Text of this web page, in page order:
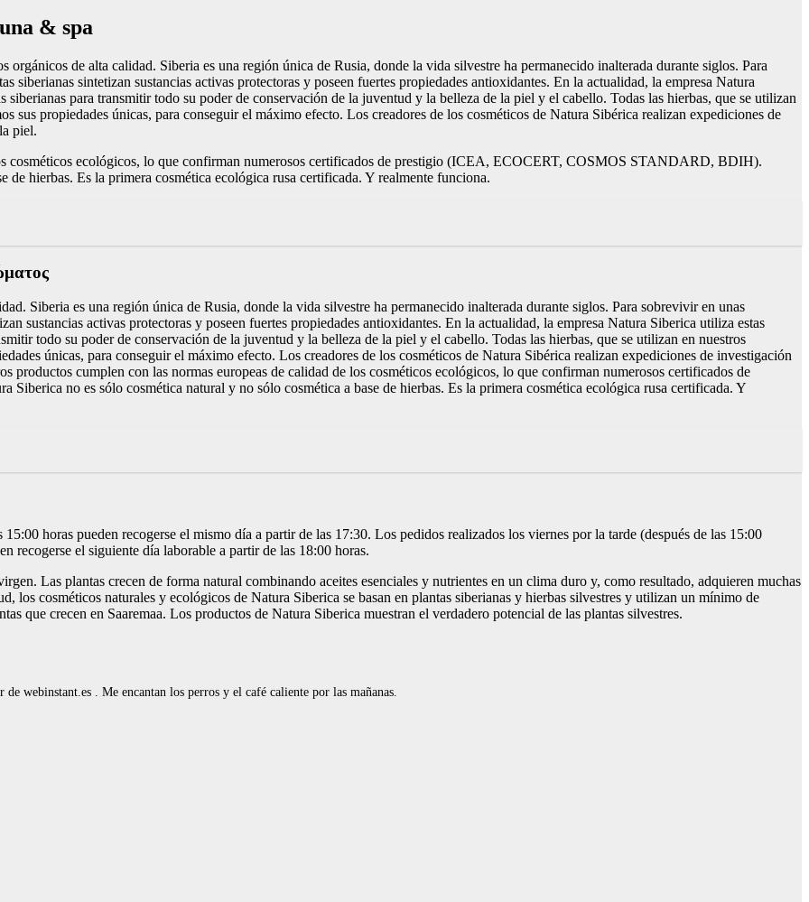
& spa
de alta calidad. Siberia es una región única de Rusia, donde la vida silvestre ha permanecido inalterada durante siglos. Para
siberianas sintetizan sustancias activas protectoras y poseen fuertes propiedades antioxidantes. En la actualidad, la empresa Natura
siberianas para transmitir todo su poder de conservación de la juventud y la belleza de la piel y el cabello. Todas las hierbas, que se utilizan
sus propiedades únicas, para conseguir el máximo efecto. Los creadores de los cosméticos de Natura Sibérica realizan expediciones de
piel.
cosméticos ecológicos, lo que confirman numerosos certificados de prestigio (ICEA, ECOCERT, COSMOS STANDARD, BDIH).
de hierbas. Es la primera cosmética ecológica rusa certificada. Y realmente funciona.
Siberia es una región única de Rusia, donde la vida silvestre ha permanecido inalterada durante siglos. Para sobrevivir en unas
sustancias activas protectoras y poseen fuertes propiedades antioxidantes. En la actualidad, la empresa Natura Siberica utiliza estas
todo su poder de conservación de la juventud y la belleza de la piel y el cabello. Todas las hierbas, que se utilizan en nuestros
únicas, para conseguir el máximo efecto. Los creadores de los cosméticos de Natura Sibérica realizan expediciones de investigación
productos cumplen con las normas europeas de calidad de los cosméticos ecológicos, lo que confirman numerosos certificados de
no es sólo cosmética natural y no sólo cosmética a base de hierbas. Es la primera cosmética ecológica rusa certificada. Y
horas pueden recogerse el mismo día a partir de las 17:30. Los pedidos realizados los viernes por la tarde (después de las 15:00
recogerse el siguiente día laborable a partir de las 18:00 horas.
Las plantas crecen de forma natural combinando aceites esenciales y nutrientes en un clima duro y, como resultado, adquieren muchas
los cosméticos naturales y ecológicos de Natura Siberica se basan en plantas siberianas y hierbas silvestres y utilizan un mínimo de
que crecen en Saaremaa. Los productos de Natura Siberica muestran el verdadero potencial de las plantas silvestres.
webinstant.es . Me encantan los perros y el café caliente por las mañanas.